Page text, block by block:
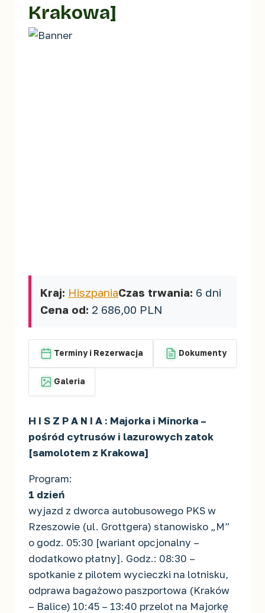
Krakowa]
Kraj: HiszpaniaCzas trwania: 6 dni
Cena od: 2 686,00 PLN
Terminy i Rezerwacja Dokumenty
Galeria
H I S Z P A N I A : Majorka i Minorka –
pośród cytrusów i lazurowych zatok
[samolotem z Krakowa]
Program:
1 dzień
wyjazd z dworca autobusowego PKS w
Rzeszowie (ul. Grottgera) stanowisko „M”
o godz. 05:30 [wariant opcjonalny –
dodatkowo płatny]. Godz.: 08:30 –
spotkanie z pilotem wycieczki na lotnisku,
odprawa bagażowo paszportowa (Kraków
– Balice) 10:45 – 13:40 przelot na Majorkę